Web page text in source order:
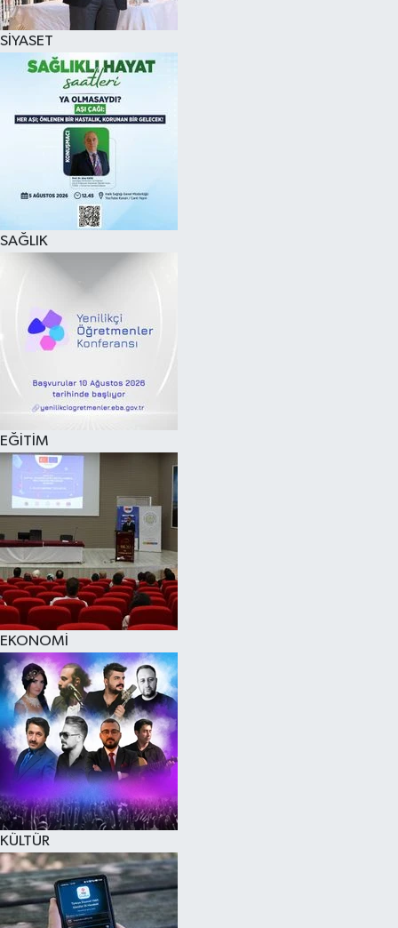
SİYASET
SAĞLIK
EĞİTİM
EKONOMİ
KÜLTÜR